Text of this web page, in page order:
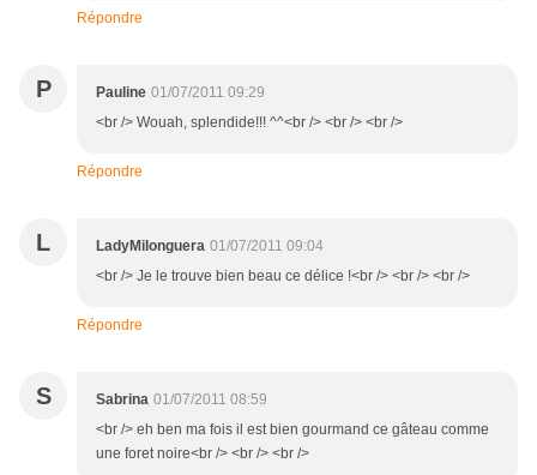
Répondre
P Pauline 01/07/2011 09:29
<br /> Wouah, splendide!!! ^^<br /> <br /> <br />
Répondre
L LadyMilonguera 01/07/2011 09:04
<br /> Je le trouve bien beau ce délice !<br /> <br /> <br />
Répondre
S Sabrina 01/07/2011 08:59
<br /> eh ben ma fois il est bien gourmand ce gâteau comme
une foret noire<br /> <br /> <br />